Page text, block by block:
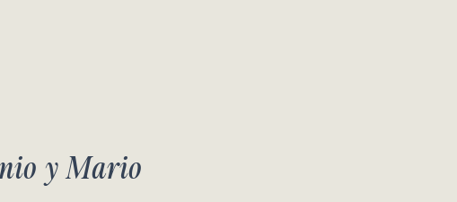
y Mario